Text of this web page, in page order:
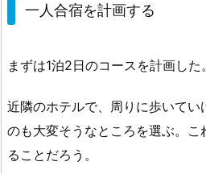
一人合宿を計画する
まずは1泊2日のコースを計画した。
近隣のホテルで、周りに歩いてい
のも大変そうなところを選ぶ。こ
ることだろう。